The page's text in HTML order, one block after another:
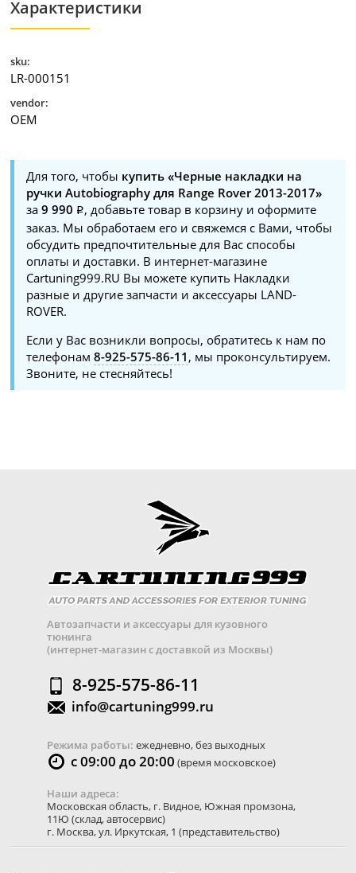
Характеристики
sku:
LR-000151
vendor:
OEM
Для того, чтобы купить «Черные накладки на
ручки Autobiography для Range Rover 2013-2017»
за9 990
, добавьте товар в корзину и оформите
заказ. Мы обработаем его и свяжемся с Вами, чтобы
обсудить предпочтительные для Вас способы
оплаты и доставки. В интернет-магазине
Cartuning999.RU Вы можете купить Накладки
разные и другие запчасти и аксессуары LAND-
ROVER.
Если у Вас возникли вопросы, обратитесь к нам по
телефонам8-925-575-86-11 , мы проконсультируем.
Звоните, не стесняйтесь!
Автозапчасти и аксессуары для кузовного
тюнинга
(интернет-магазин с доставкой из Москвы)
8-925-575-86-11
info@cartuning999.ru
Режима работы: ежедневно, без выходных
с 09:00 до 20:00 (время московское)
Наши адреса:
Московская область, г. Видное, Южная промзона,
11Ю (склад, автосервис)
г. Москва,ул. Иркутская, 1 (представительство)